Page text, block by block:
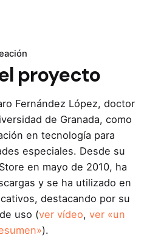
proyecto
Fernández López, doctor
de Granada, como
en tecnología para
especiales. Desde su
en mayo de 2010, ha
y se ha utilizado en
destacando por su
uso (ver vídeo, ver «un
).